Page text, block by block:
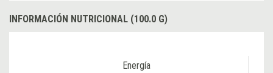
INFORMACIÓN NUTRICIONAL (100.0 G)
Energía